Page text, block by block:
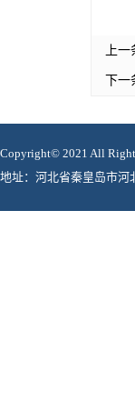
上一
下一
Copyright© 2021 All
地址：河北省秦皇岛市河